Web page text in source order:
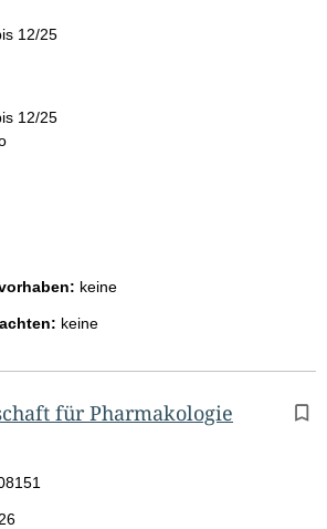
12/25
12/25
keine
keine
für Pharmakologie